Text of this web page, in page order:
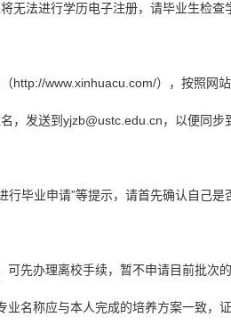
无法进行学历电子注册，请毕业生检
http://www.xinhuacu.com/），按照网
，发送到yjzb@ustc.edu.cn，以便同步
行毕业申请”等提示，请首先确认自己
先办理离校手续，暂不申请目前批次的
名称应与本人完成的培养方案一致，